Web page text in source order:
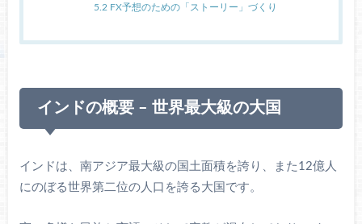
5.2 FX予想のための「ストーリー」づくり
インドの概要 – 世界最大級の大国
インドは、南アジア最大級の国土面積を誇り、また12億人
にのぼる世界第二位の人口を誇る大国です。